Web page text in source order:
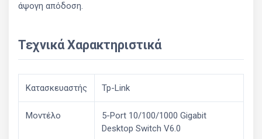
άψογη απόδοση.
Τεχνικά Χαρακτηριστικά
Κατασκευαστής Tp-Link
Μοντέλο
5-Port 10/100/1000 Gigabit
Desktop Switch V6.0